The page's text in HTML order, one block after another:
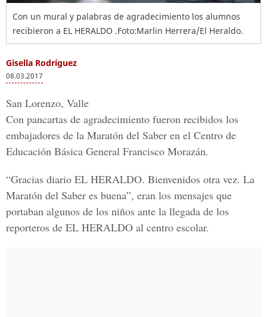
Con un mural y palabras de agradecimiento los alumnos
recibieron a EL HERALDO .Foto:Marlin Herrera/El Heraldo.
Gisella Rodríguez
08.03.2017
San Lorenzo, Valle
Con pancartas de agradecimiento fueron recibidos los
embajadores de la Maratón del Saber en el Centro de
Educación Básica General Francisco Morazán.
“Gracias diario EL HERALDO. Bienvenidos otra vez. La
Maratón del Saber es buena”, eran los mensajes que
portaban algunos de los niños ante la llegada de los
reporteros de EL HERALDO al centro escolar.